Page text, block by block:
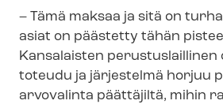
– Tämä maksaa ja sitä on
asiat on päästetty tähän
Kansalaisten perustuslaillinen
toteudu ja järjestelmä horjuu
arvovalinta päättäjiltä, mihin